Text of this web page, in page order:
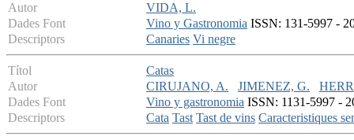
Autor
VIDA, L.
Dades Font
Vino y Gastronomia ISSN: 131-5997 -
Descriptors
Canaries Vi negre
Títol
Catas
Autor
CIRUJANO, A. JIMENEZ, G.
Dades Font
Vino y gastronomia ISSN: 1131-5997 -
Descriptors
Cata Tast Tast de vins Caracteristiques